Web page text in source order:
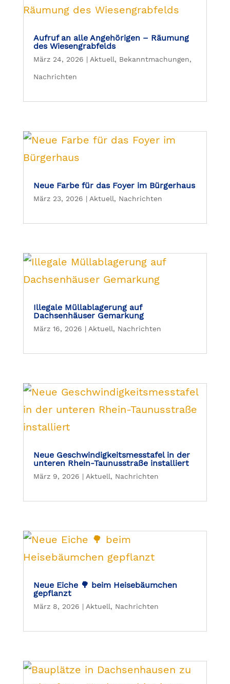
Aufruf an alle Angehörigen – Räumung
des Wiesengrabfelds
März 24, 2026 | Aktuell, Bekanntmachungen,
Nachrichten
Neue Farbe für das Foyer im Bürgerhaus
März 23, 2026 | Aktuell, Nachrichten
Illegale Müllablagerung auf
Dachsenhäuser Gemarkung
März 16, 2026 | Aktuell, Nachrichten
Neue Geschwindigkeitsmesstafel in der
unteren Rhein-Taunusstraße installiert
März 9, 2026 | Aktuell, Nachrichten
Neue Eiche 🌳 beim Heisebäumchen
gepflanzt
März 8, 2026 | Aktuell, Nachrichten